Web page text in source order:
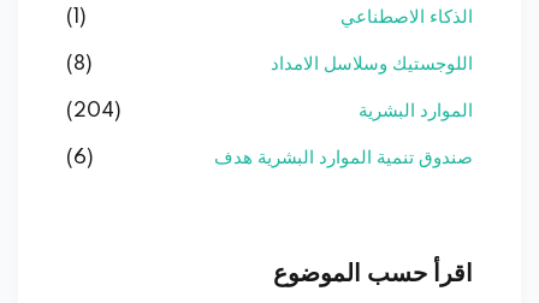
الذكاء الاصطناعي (1)
اللوجستيك وسلاسل الامداد (8)
الموارد البشرية (204)
صندوق تنمية الموارد البشرية هدف (6)
اقرأ حسب الموضوع